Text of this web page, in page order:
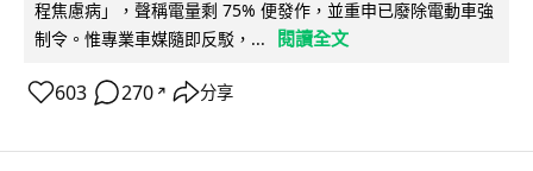
程焦慮病」，聲稱電量剩 75% 便發作，並重申已廢除電動車強
制令。惟專業車媒隨即反駁，...
閱讀全文
603 270 ↗ 分享